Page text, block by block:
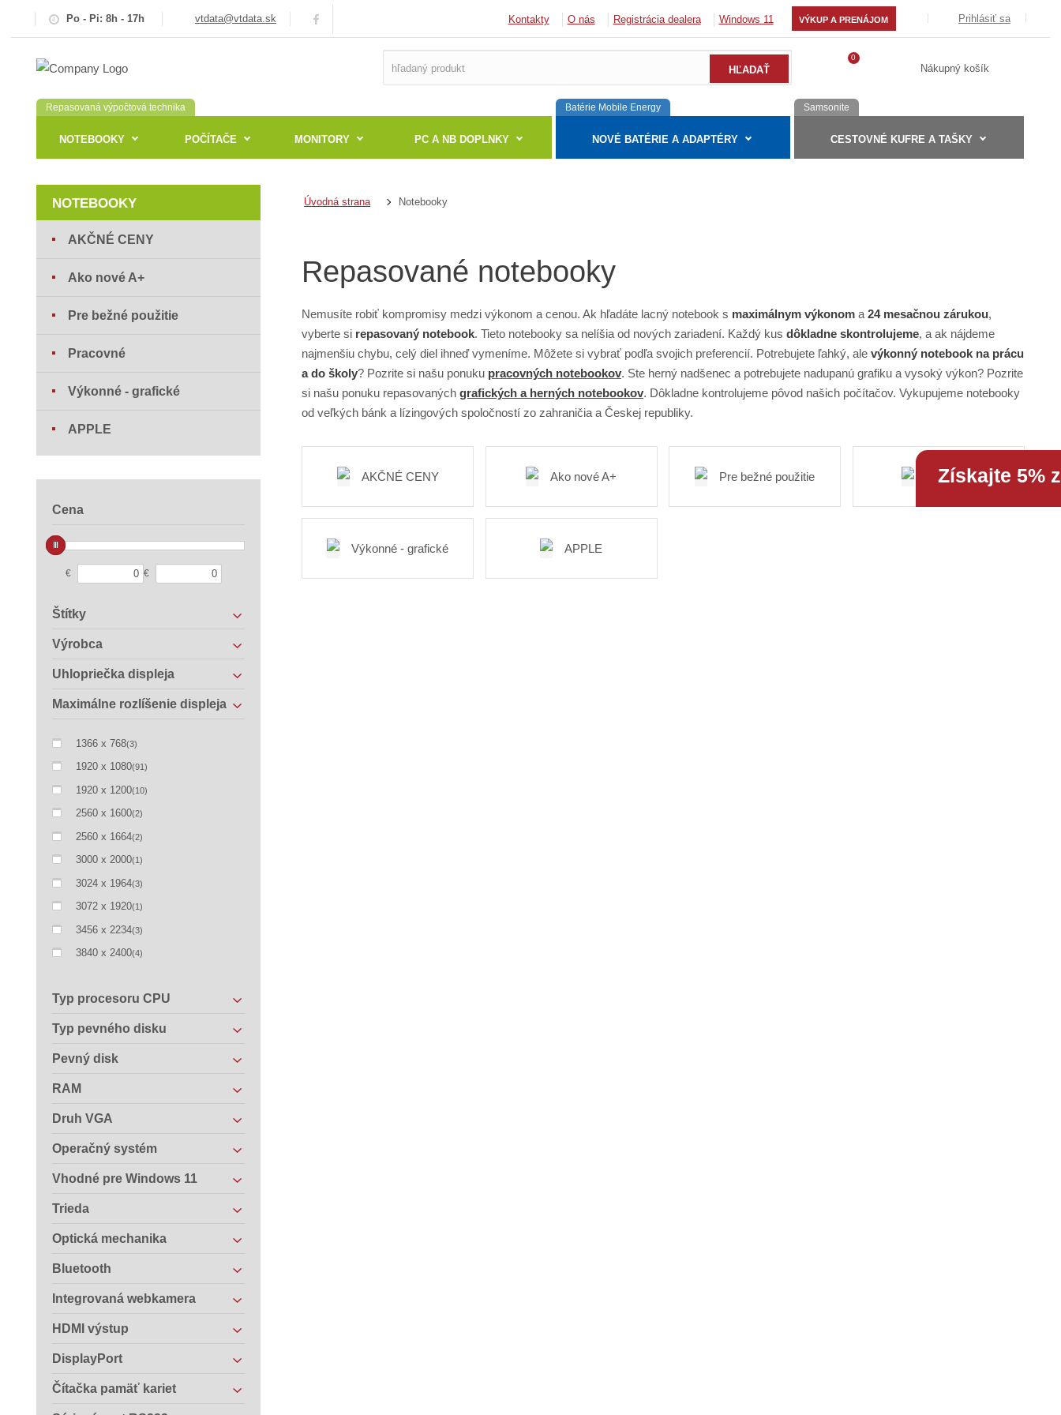
Po - Pi: 8h - 17h vtdata@vtdata.sk Kontakty O nás Registrácia dealera Windows 11 VÝKUP A PRENÁJOM Prihlásiť sa
0
Nákupný košík
Repasovaná výpočtová technika
NOTEBOOKY POČÍTAČE MONITORY PC A NB DOPLNKY
Batérie Mobile Energy
NOVÉ BATÉRIE A ADAPTÉRY
Samsonite
CESTOVNÉ KUFRE A TAŠKY
Úvodná strana Notebooky
Repasované notebooky
Nemusíte robiť kompromisy medzi výkonom a cenou. Ak hľadáte lacný notebook s maximálnym výkonom a 24 mesačnou zárukou,
vyberte si repasovaný notebook. Tieto notebooky sa nelíšia od nových zariadení. Každý kus dôkladne skontrolujeme, a ak nájdeme
najmenšiu chybu, celý diel ihneď vymeníme. Môžete si vybrať podľa svojich preferencií. Potrebujete ľahký, ale výkonný notebook na prácu
a do školy? Pozrite si našu ponuku pracovných notebookov. Ste herný nadšenec a potrebujete nadupanú grafiku a vysoký výkon? Pozrite
si našu ponuku repasovaných grafických a herných notebookov. Dôkladne kontrolujeme pôvod našich počítačov. Vykupujeme notebooky
od veľkých bánk a lízingových spoločností zo zahraničia a Českej republiky.
AKČNÉ CENY Ako nové A+ Pre bežné použitie Pracovné
Výkonné - grafické APPLE
NOTEBOOKY
AKČNÉ CENY
Ako nové A+
Pre bežné použitie
Pracovné
Výkonné - grafické
APPLE
Cena
€ €
Štítky
Výrobca
Uhlopriečka displeja
Maximálne rozlíšenie displeja
1366 x 768(3)
1920 x 1080(91)
1920 x 1200(10)
2560 x 1600(2)
2560 x 1664(2)
3000 x 2000(1)
3024 x 1964(3)
3072 x 1920(1)
3456 x 2234(3)
3840 x 2400(4)
Typ procesoru CPU
Typ pevného disku
Pevný disk
RAM
Druh VGA
Operačný systém
Vhodné pre Windows 11
Trieda
Optická mechanika
Bluetooth
Integrovaná webkamera
HDMI výstup
DisplayPort
Čítačka pamäť kariet
Získajte 5%